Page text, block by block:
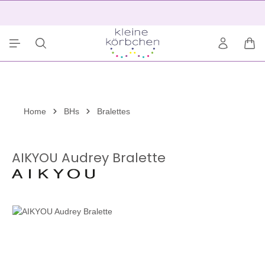
Home BHs Bralettes
AIKYOU Audrey Bralette
Bildergalerie überspringen